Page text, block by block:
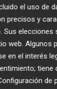
el uso de
precisos y
Sus elecciones
web. Algunos
en el interés
tiene
de